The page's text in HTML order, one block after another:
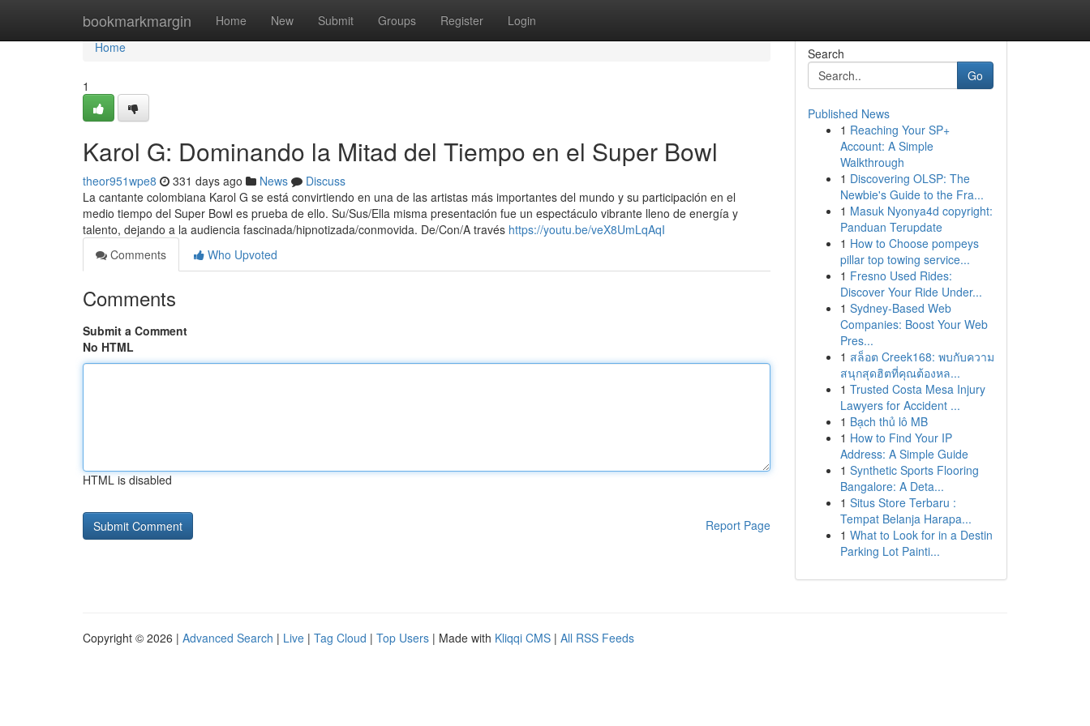
bookmarkmargin Home New Submit Groups Register Login
Home
Home
1
Karol G: Dominando la Mitad del Tiempo en el Super Bowl
theor951wpe8 331 days ago News
Discuss
La cantante colombiana Karol G se está convirtiendo en una de las artistas más importantes del mundo y su participación en el
medio tiempo del Super Bowl es prueba de ello. Su/Sus/Ella misma presentación fue un espectáculo vibrante lleno de energía y
talento, dejando a la audiencia fascinada/hipnotizada/conmovida. De/Con/A través https://youtu.be/veX8UmLqAqI
Comments
Who Upvoted
Comments
Submit a Comment
No HTML
HTML is disabled
Report Page
Search
Go
Published News
1 Reaching Your SP+
Account: A Simple
Walkthrough
1 Discovering OLSP: The
Newbie's Guide to the Fra...
1 Masuk Nyonya4d copyright:
Panduan Terupdate
1 How to Choose pompeys
pillar top towing service...
1 Fresno Used Rides:
Discover Your Ride Under...
1 Sydney-Based Web
Companies: Boost Your Web
Pres...
1 สล็อต Creek168: พบกับความ
สนุกสุดฮิตที่คุณต้องหล...
1 Trusted Costa Mesa Injury
Lawyers for Accident ...
1 Bạch thủ lô MB
1 How to Find Your IP
Address: A Simple Guide
1 Synthetic Sports Flooring
Bangalore: A Deta...
1 Situs Store Terbaru :
Tempat Belanja Harapa...
1 What to Look for in a Destin
Parking Lot Painti...
Copyright © 2026 | Advanced Search | Live | Tag Cloud | Top Users | Made with Kliqqi CMS | All RSS Feeds